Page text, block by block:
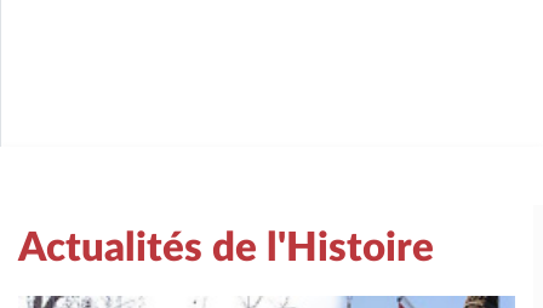
Actualités de l'Histoire